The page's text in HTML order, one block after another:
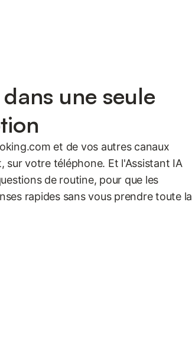
une seule
et de vos autres canaux
sur votre téléphone. Et l'Assistant IA
de routine, pour que les
rapides sans vous prendre toute la